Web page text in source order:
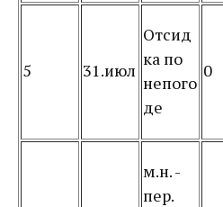
5 31.июл
Отсид
ка по
непого
де
0
м.н. -
пер.